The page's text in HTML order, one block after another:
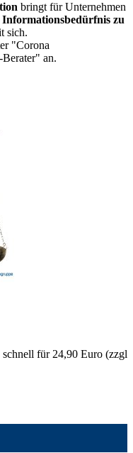
bringt für Unternehmen
Informationsbedürfnis zu
sich.
"Corona
an.
für 24,90 Euro (zzgl